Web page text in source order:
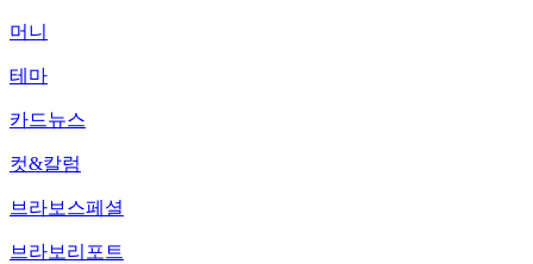
머니
테마
카드뉴스
컷&칼럼
브라보스페셜
브라보리포트